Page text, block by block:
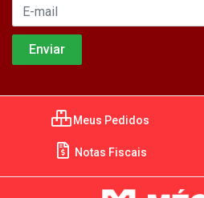
Meus Pedidos
Notas Fiscais